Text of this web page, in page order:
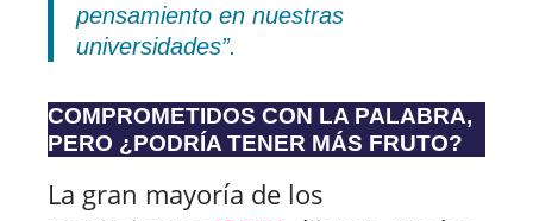
pensamiento en nuestras
universidades”.
COMPROMETIDOS CON LA PALABRA,
PERO ¿PODRÍA TENER MÁS FRUTO?
La gran mayoría de los